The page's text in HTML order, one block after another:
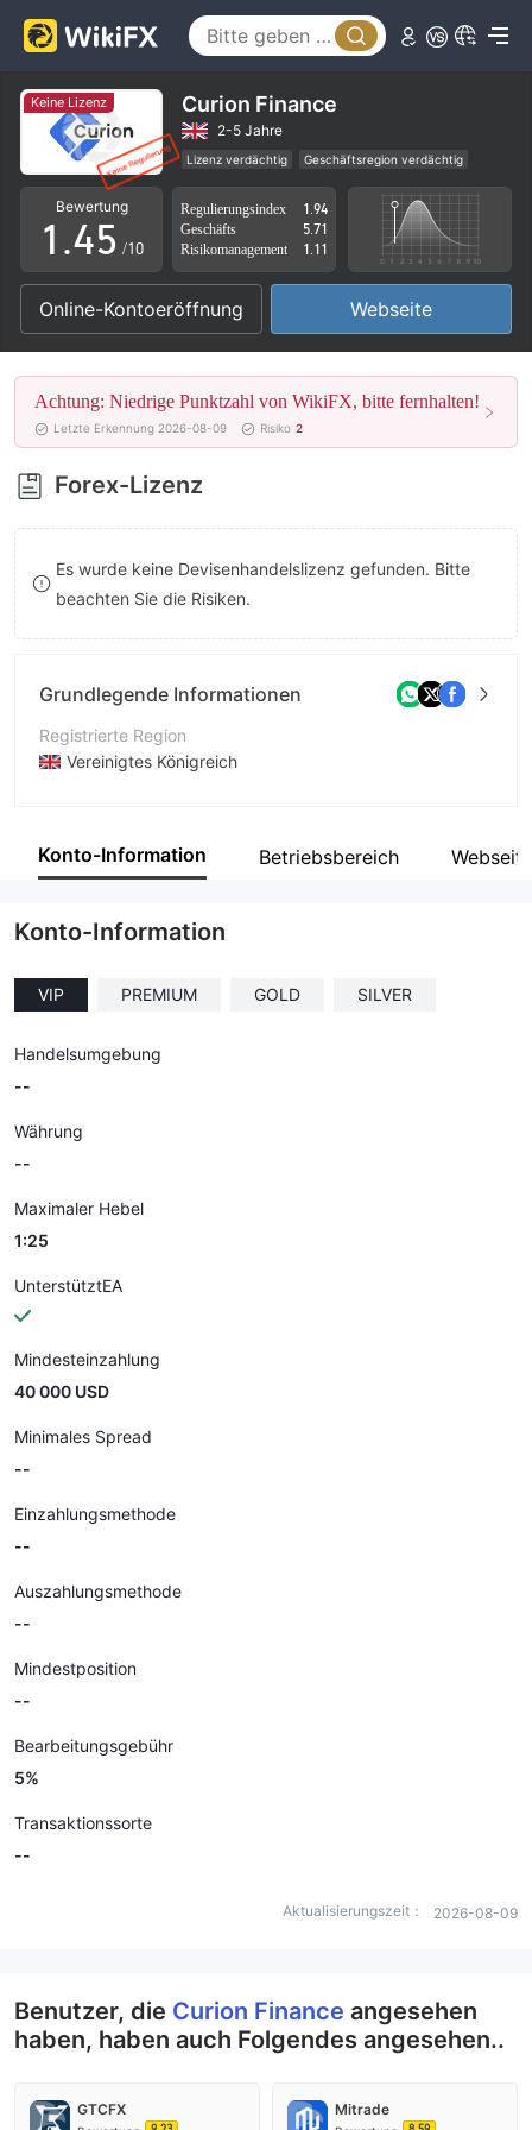
Keine Lizenz Curion Finance
2-5 Jahre
Lizenz verdächtig
Geschäftsregion verdächtig
Hohes potenzielles Risiko
Bewertung
0
1
2
3
4
5
6
7
8
9
.
0
1
2
3
4
5
6
7
8
9
1
2
3
4
5
6
7
8
9
/10
Regulierungsindex
1.94
Geschäfts
5.71
Risikomanagement
1.11
Online-Kontoeröffnung Webseite
Achtung: Niedrige Punktzahl von WikiFX, bitte fernhalten!
Letzte Erkennung 2026-08-09 Risiko 2
Forex-Lizenz
Es wurde keine Devisenhandelslizenz gefunden. Bitte
beachten Sie die Risiken.
Grundlegende Informationen
Registrierte Region
Vereinigtes Königreich
Unternehmen
Konto-Information Betriebsbereich Webseite
Konto-Information
VIP PREMIUM GOLD SILVER
Handelsumgebung
--
Währung
--
Maximaler Hebel
1:25
UnterstütztEA
Mindesteinzahlung
40 000 USD
Minimales Spread
--
Einzahlungsmethode
--
Auszahlungsmethode
--
Mindestposition
--
Bearbeitungsgebühr
5%
Transaktionssorte
--
Aktualisierungszeit： 2026-08-09
Benutzer, die Curion Finance angesehen
haben, haben auch Folgendes angesehen..
GTCFX Mitrade